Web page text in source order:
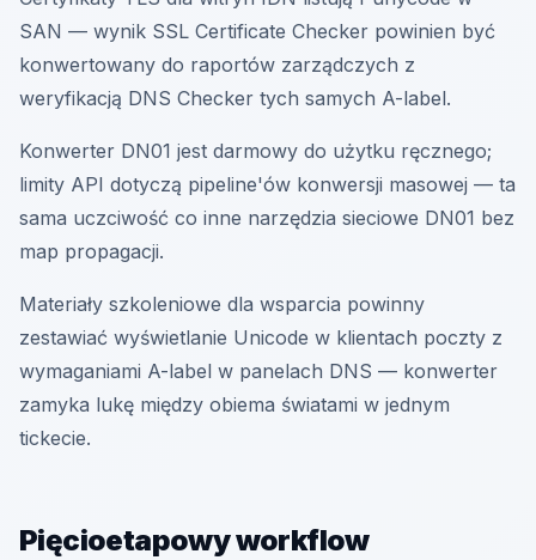
SAN — wynik SSL Certificate Checker powinien być
konwertowany do raportów zarządczych z
weryfikacją DNS Checker tych samych A-label.
Konwerter DN01 jest darmowy do użytku ręcznego;
limity API dotyczą pipeline'ów konwersji masowej — ta
sama uczciwość co inne narzędzia sieciowe DN01 bez
map propagacji.
Materiały szkoleniowe dla wsparcia powinny
zestawiać wyświetlanie Unicode w klientach poczty z
wymaganiami A-label w panelach DNS — konwerter
zamyka lukę między obiema światami w jednym
tickecie.
Pięcioetapowy workflow